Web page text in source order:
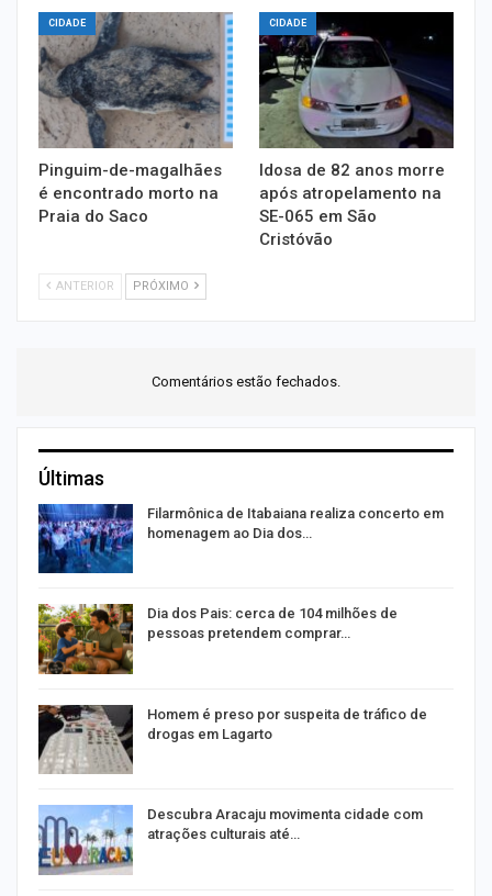
CIDADE
Pinguim-de-magalhães
é encontrado morto na
Praia do Saco
CIDADE
Idosa de 82 anos morre
após atropelamento na
SE-065 em São
Cristóvão
ANTERIOR PRÓXIMO
Comentários estão fechados.
Últimas
Filarmônica de Itabaiana realiza concerto em
homenagem ao Dia dos…
Dia dos Pais: cerca de 104 milhões de
pessoas pretendem comprar…
Homem é preso por suspeita de tráfico de
drogas em Lagarto
Descubra Aracaju movimenta cidade com
atrações culturais até…